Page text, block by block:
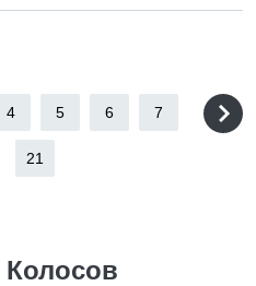
4 5 6 7
21
Колосов